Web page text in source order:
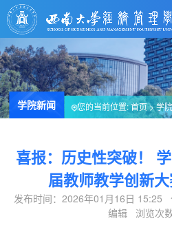
学院新闻 您的当前位置:首页>学
喜报：历史性突破！
届教师教学创新
发布时间：2026年01月16日
编辑 浏览次数